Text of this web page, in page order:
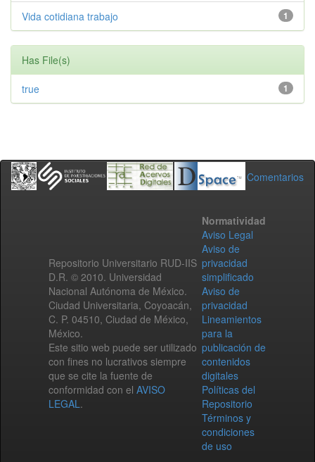
1
Vida cotidiana trabajo
Has File(s)
1
true
Comentarios
Repositorio Universitario RUD-IIS
D.R. © 2010. Universidad
Nacional Autónoma de México.
Ciudad Universitaria, Coyoacán,
C. P. 04510, Ciudad de México,
México.
Este sitio web puede ser utilizado
con fines no lucrativos siempre
que se cite la fuente de
conformidad con el AVISO
LEGAL.
Normatividad
Aviso Legal
Aviso de
privacidad
simplificado
Aviso de
privacidad
Lineamientos
para la
publicación de
contenidos
digitales
Políticas del
Repositorio
Términos y
condiciones
de uso